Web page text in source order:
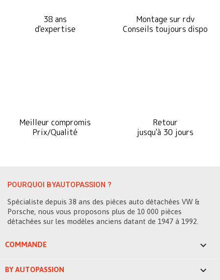
38 ans
d'expertise
Montage sur rdv
Conseils toujours dispo
Meilleur compromis
Prix/Qualité
Retour
jusqu'à 30 jours
POURQUOI BYAUTOPASSION ?
Spécialiste depuis 38 ans des pièces auto détachées VW &
Porsche, nous vous proposons plus de 10 000 pièces
détachées sur les modèles anciens datant de 1947 à 1992.
COMMANDE 
BY AUTOPASSION 